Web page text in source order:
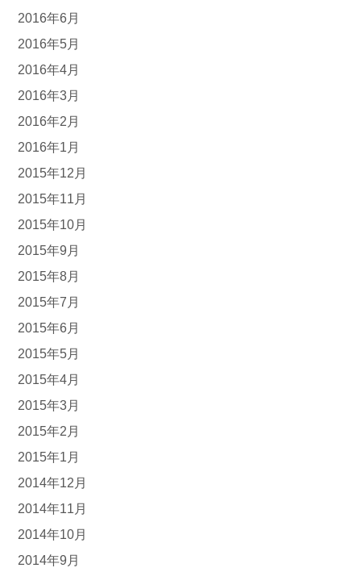
2016年6月
2016年5月
2016年4月
2016年3月
2016年2月
2016年1月
2015年12月
2015年11月
2015年10月
2015年9月
2015年8月
2015年7月
2015年6月
2015年5月
2015年4月
2015年3月
2015年2月
2015年1月
2014年12月
2014年11月
2014年10月
2014年9月